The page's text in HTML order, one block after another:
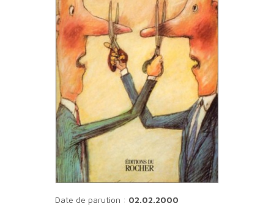
Date de parution : 02.02.2000